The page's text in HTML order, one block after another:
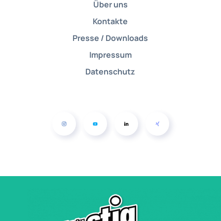
Hohe Str. 9
70174 Stuttgart
0711 - 99783670
www.dasmitte.de
Jugendhaus Möhringen
jh-moehringen@stjg.de
Über uns
Kontakte
Presse / Downloads
Impressum
Datenschutz